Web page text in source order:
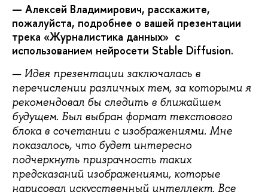
— Алексей Владимирович, расскажите,
пожалуйста, подробнее о вашей презентации
трека «Журналистика данных» с
использованием нейросети Stable Diffusion.
— Идея презентации заключалась в
перечислении различных тем, за которыми я
рекомендовал бы следить в ближайшем
будущем. Был выбран формат текстового
блока в сочетании с изображениями. Мне
показалось, что будет интересно
подчеркнуть призрачность таких
предсказаний изображениями, которые
нарисовал искусственный интеллект. Все